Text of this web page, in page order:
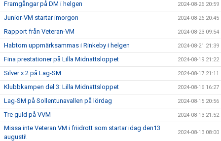
Framgångar på DM i helgen 2024-08-26 20:59
Junior-VM startar imorgon 2024-08-26 20:45
Rapport från Veteran-VM 2024-08-23 09:54
Habtom uppmärksammas i Rinkeby i helgen 2024-08-21 21:39
Fina prestationer på Lilla Midnattsloppet 2024-08-19 21:22
Silver x 2 på Lag-SM 2024-08-17 21:11
Klubbkampen del 3: Lilla Midnattsloppet 2024-08-16 16:27
Lag-SM på Sollentunavallen på lördag 2024-08-15 20:56
Tre guld på VVM 2024-08-13 21:52
Missa inte Veteran VM i friidrott som startar idag den13
augusti!
2024-08-13 08:00